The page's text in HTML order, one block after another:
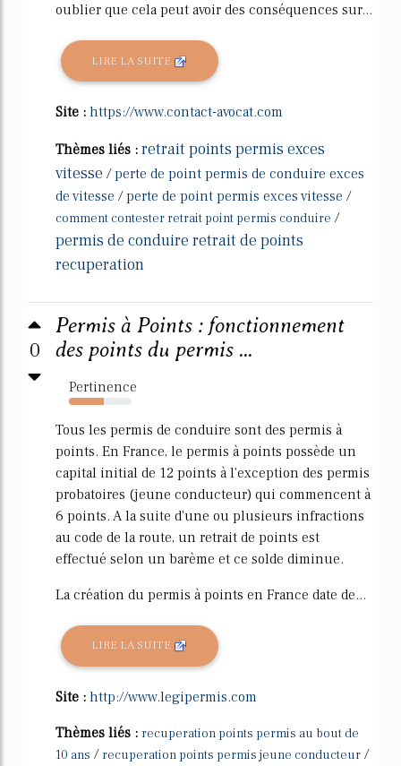
oublier que cela peut avoir des conséquences sur...
LIRE LA SUITE
Site : https://www.contact-avocat.com
Thèmes liés : retrait points permis exces
vitesse /perte de point permis de conduire exces
de vitesse /perte de point permis exces vitesse /
comment contester retrait point permis conduire /
permis de conduire retrait de points
recuperation
0
Permis à Points : fonctionnement
des points du permis ...
Pertinence
55%
Tous les permis de conduire sont des permis à
points. En France, le permis à points possède un
capital initial de 12 points à l'exception des permis
probatoires (jeune conducteur) qui commencent à
6 points. A la suite d'une ou plusieurs infractions
au code de la route, un retrait de points est
effectué selon un barème et ce solde diminue.
La création du permis à points en France date de...
LIRE LA SUITE
Site : http://www.legipermis.com
Thèmes liés : recuperation points permis au bout de
10 ans / recuperation points permis jeune conducteur /